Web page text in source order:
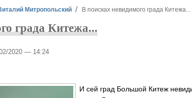
Митропольский В поисках невидимого града Китежа...
града Китежа...
02/2020 — 14:24
И сей град Большой Китеж